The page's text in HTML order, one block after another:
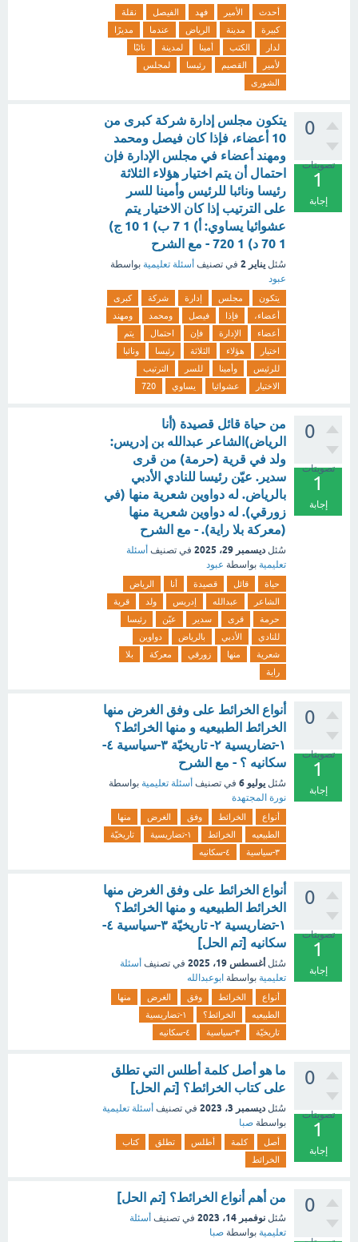
أحدث الأمير فهد الفيصل
نقلة
كبيرة
مدينة الرياض عندما
مديرًا
لدار
الكتب أمينا لمدينة
نائبًا
لأمير
القصيم رئيسا
لمجلس
الشورى
0
تصويتات
1
إجابة
يتكون مجلس إدارة شركة كبرى من
10 أعضاء، فإذا كان فيصل ومحمد
ومهند أعضاء في مجلس الإدارة فإن
احتمال أن يتم اختيار هؤلاء الثلاثة
رئيسا ونائبا للرئيس وأمينا للسر
على الترتيب إذا كان الاختيار يتم
عشوائيا يساوي: أ) 1 7 ب) 1 10 ج)
1 70 د) 1 720 - مع الشرح
سُئل يناير 2 في تصنيف أسئلة تعليمية بواسطة
عبود
يتكون مجلس إدارة شركة
كبرى
أعضاء،
فإذا فيصل ومحمد
ومهند
أعضاء
الإدارة فإن احتمال
يتم
اختيار
هؤلاء الثلاثة رئيسا
ونائبا
للرئيس
وأمينا للسر
الترتيب
الاختيار
عشوائيا يساوي 720
0
تصويتات
1
إجابة
من حياة قائل قصيدة (أنا
الرياض)الشاعر عبدالله بن إدريس:
ولد في قرية (حرمة) من قرى
سدير. عيّن رئيسا للنادي الأدبي
بالرياض. له دواوين شعرية منها (في
زورقي). له دواوين شعرية منها
(معركة بلا راية). - مع الشرح
سُئل ديسمبر 29، 2025 في تصنيف أسئلة
تعليمية بواسطة عبود
حياة قائل قصيدة أنا
الرياض
الشاعر
عبدالله إدريس ولد
قرية
حرمة
قرى سدير عيّن
رئيسا
للنادي
الأدبي بالرياض
دواوين
شعرية
منها زورقي معركة
بلا
راية
0
تصويتات
1
إجابة
أنواع الخرائط على وفق الغرض منها
الخرائط الطبيعيه و منها الخرائط؟
١-تضاريسية ٢- تاريخيّة ٣-سياسية ٤-
سكانيه ؟ - مع الشرح
سُئل يوليو 6 في تصنيف أسئلة تعليمية بواسطة
نورة المجتهدة
أنواع الخرائط وفق الغرض
منها
الطبيعيه
الخرائط ١-تضاريسية
تاريخيّة
٣-سياسية
٤-سكانيه
0
تصويتات
1
إجابة
أنواع الخرائط على وفق الغرض منها
الخرائط الطبيعيه و منها الخرائط؟
١-تضاريسية ٢- تاريخيّة ٣-سياسية ٤-
سكانيه [تم الحل]
سُئل أغسطس 19، 2025 في تصنيف أسئلة
تعليمية بواسطة ابوعبدالله
أنواع الخرائط وفق الغرض
منها
الطبيعيه
الخرائط؟
١-تضاريسية
تاريخيّة
٣-سياسية ٤-سكانيه
0
تصويتات
1
إجابة
ما هو أصل كلمة أطلس التي تطلق
على كتاب الخرائط؟ [تم الحل]
سُئل ديسمبر 3، 2023 في تصنيف أسئلة تعليمية
بواسطة صبا
أصل كلمة أطلس تطلق
كتاب
الخرائط
0 من أهم أنواع الخرائط؟ [تم الحل]
سُئل نوفمبر 14، 2023 في تصنيف أسئلة
تعليمية بواسطة صبا